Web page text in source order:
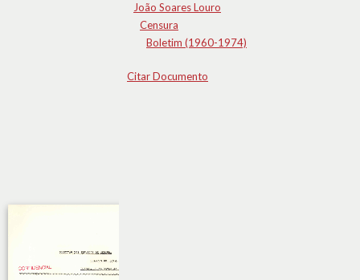
João Soares Louro
Censura
Boletim (1960-1974)
Citar Documento